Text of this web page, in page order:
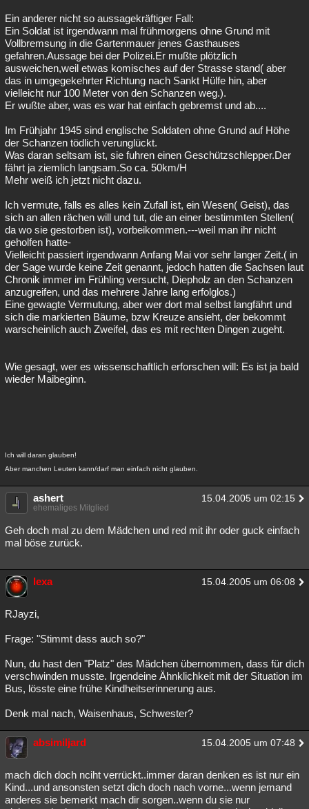
Ein anderer nicht so aussagekräftiger Fall:
Ein Soldat ist irgendwann mal frühmorgens ohne Grund mit
Vollbremsung in die Gartenmauer jenes Gasthauses
gefahren.Aussage bei der Polizei.Er mußte plötzlich
ausweichen,weil etwas komisches auf der Strasse stand( aber
das in umgegekehrter Richtung nach Sankt Hülfe hin, aber
vielleicht nur 100 Meter von den Schanzen weg.).
Er wußte aber, was es war hat einfach gebremst und ab....
Im Frühjahr 1945 sind englische Soldaten ohne Grund auf Höhe
der Schanzen tödlich verunglückt.
Was daran seltsam ist, sie fuhren einen Geschützschlepper.Der
fährt ja ziemlich langsam.So ca. 50km/H
Mehr weiß ich jetzt nicht dazu.
Ich vermute, falls es alles kein Zufall ist, ein Wesen( Geist), das
sich an allen rächen will und tut, die an einer bestimmten Stellen(
da wo sie gestorben ist), vorbeikommen.---weil man ihr nicht
geholfen hatte-
Vielleicht passiert irgendwann Anfang Mai vor sehr langer Zeit.( in
der Sage wurde keine Zeit genannt, jedoch hatten die Sachsen laut
Chronik immer im Frühling versucht, Diepholz an den Schanzen
anzugreifen, und das mehrere Jahre lang erfolglos.)
Eine gewagte Vermutung, aber wer dort mal selbst langfährt und
sich die markierten Bäume, bzw Kreuze ansieht, der bekommt
warscheinlich auch Zweifel, das es mit rechten Dingen zugeht.
Wie gesagt, wer es wissenschaftlich erforschen will: Es ist ja bald
wieder Maibeginn.
Ich will daran glauben!
Aber manchen Leuten kann/darf man einfach nicht glauben.
ashert 15.04.2005 um 02:15
ehemaliges Mitglied
Geh doch mal zu dem Mädchen und red mit ihr oder guck einfach
mal böse zurück.
lexa 15.04.2005 um 06:08
RJayzi,
Frage: "Stimmt dass auch so?"
Nun, du hast den "Platz" des Mädchen übernommen, dass für dich
verschwinden musste. Irgendeine Ähnklichkeit mit der Situation im
Bus, lösste eine frühe Kindheitserinnerung aus.
Denk mal nach, Waisenhaus, Schwester?
absimiljard 15.04.2005 um 07:48
mach dich doch nciht verrückt..immer daran denken es ist nur ein
Kind...und ansonsten setzt dich doch nach vorne...wenn jemand
anderes sie bemerkt mach dir sorgen..wenn du sie nur